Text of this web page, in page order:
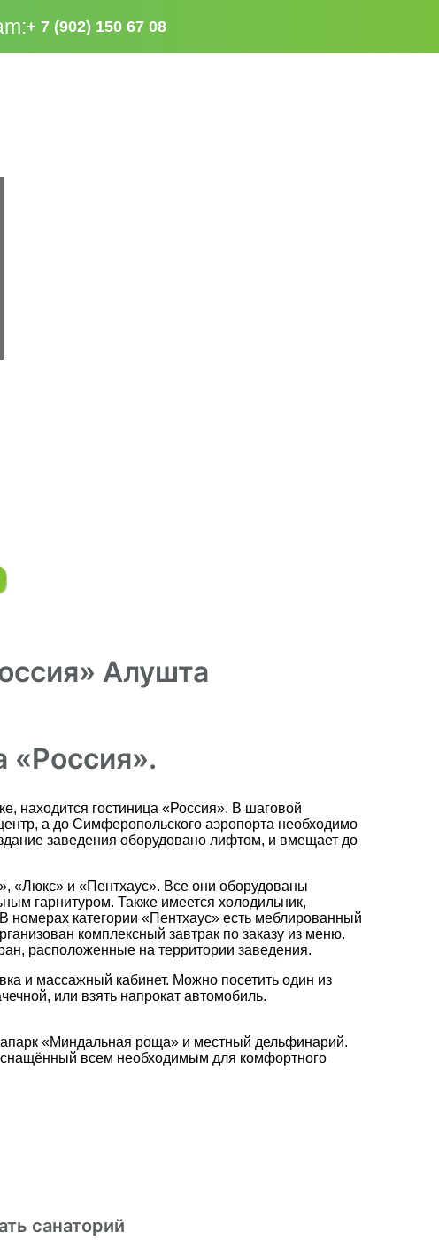
+ 7 (902) 150 67 08
Алушта
«Россия».
находится гостиница «Россия». В шаговой
а до Симферопольского аэропорта необходимо
заведения оборудовано лифтом, и вмещает до
«Люкс» и «Пентхаус». Все они оборудованы
гарнитуром. Также имеется холодильник,
категории «Пентхаус» есть меблированный
комплексный завтрак по заказу из меню.
расположенные на территории заведения.
и массажный кабинет. Можно посетить один из
или взять напрокат автомобиль.
«Миндальная роща» и местный дельфинарий.
всем необходимым для комфортного
санаторий